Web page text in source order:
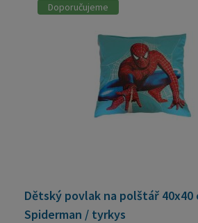
Doporučujeme
Dětský povlak na polštář 40x40
Spiderman / tyrkys